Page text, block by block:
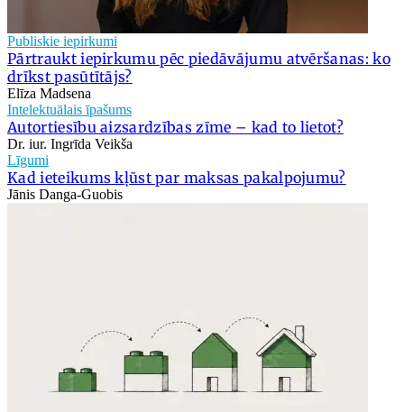
Publiskie iepirkumi
Pārtraukt iepirkumu pēc piedāvājumu atvēršanas: ko
drīkst pasūtītājs?
Elīza Madsena
Intelektuālais īpašums
Autortiesību aizsardzības zīme – kad to lietot?
Dr. iur. Ingrīda Veikša
Līgumi
Kad ieteikums kļūst par maksas pakalpojumu?
Jānis Danga-Guobis